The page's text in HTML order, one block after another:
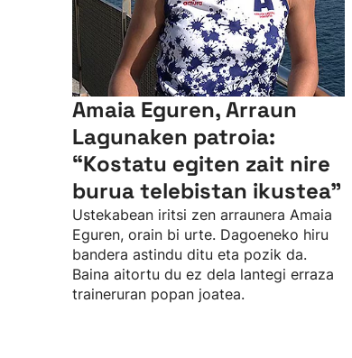
Amaia Eguren, Arraun
Lagunaken patroia:
“Kostatu egiten zait nire
burua telebistan ikustea"
Ustekabean iritsi zen arraunera Amaia
Eguren, orain bi urte. Dagoeneko hiru
bandera astindu ditu eta pozik da.
Baina aitortu du ez dela lantegi erraza
traineruran popan joatea.